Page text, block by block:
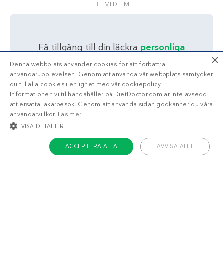
BLI MEDLEM
Få tillgång till din läckra personliga
veckomenymed Diet Doctor Plus!
Trött på att räkna
kalorier?
×
Denna webbplats använder cookies för att förbättra
användarupplevelsen. Genom att använda vår webbplats samtycker
du till alla cookies i enlighet med vår cookiepolicy.
Informationen vi tillhandahåller på DietDoctor.com är inte avsedd
att ersätta läkarbesök. Genom att använda sidan godkänner du våra
användarvillkor. Läs mer
VISA DETALJER
ACCEPTERA ALLA AVVISA ALLT